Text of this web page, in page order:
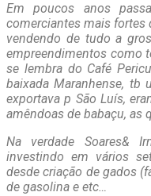
Em poucos anos
comerciantes mais fortes
vendendo de tudo a
empreendimentos como
se lembra do Café
baixada Maranhense, tb
exportava p São Luís,
amêndoas de babaçu, as
Na verdade Soares&
investindo em vários
desde criação de gados
de gasolina e etc…